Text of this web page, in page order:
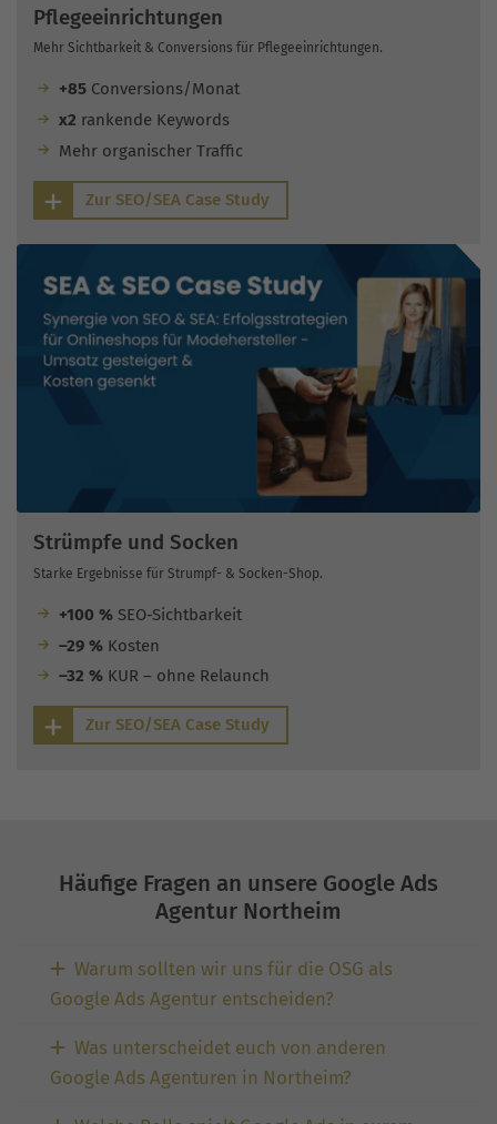
Pflegeeinrichtungen
Mehr Sichtbarkeit & Conversions für Pflegeeinrichtungen.
+85Conversions/Monat
x2 rankende Keywords
Mehr organischer Traffic
Zur SEO/SEA Case Study
Strümpfe und Socken
Starke Ergebnisse für Strumpf- & Socken-Shop.
+100 %SEO-Sichtbarkeit
–29 %Kosten
–32 %KUR – ohne Relaunch
Zur SEO/SEA Case Study
Häufige Fragen an unsere Google Ads
Agentur Northeim
Warum sollten wir uns für die OSG als
Google Ads Agentur entscheiden?
Was unterscheidet euch von anderen
Google Ads Agenturen in Northeim?